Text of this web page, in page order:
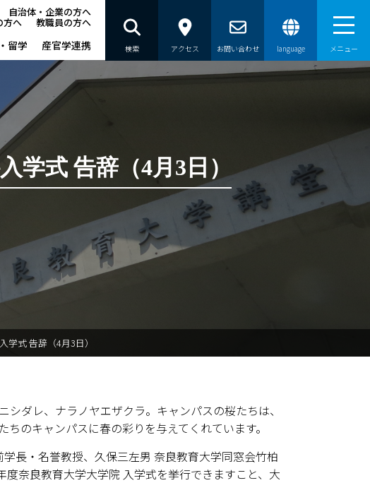
自治体・企業の方へ
方へ 教職員の方へ
留学 産官学連携 検索 アクセス お問い合わせ language メニュー
方、現職教員の方へ
へ
学式 告辞（4月3日）
式 告辞（4月3日）
ダレ、ナラノヤエザクラ。キャンパスの桜たちは、
のキャンパスに春の彩りを与えてくれています。
長・名誉教授、久保三左男 奈良教育大学同窓会竹柏
奈良教育大学大学院 入学式を挙行できますこと、大